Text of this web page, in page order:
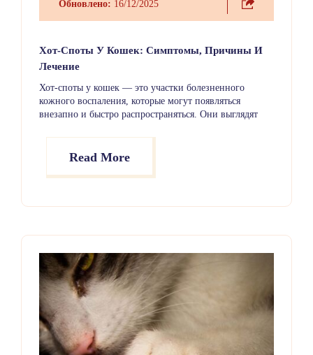
Обновлено: 16/12/2025
Хот-Споты У Кошек: Симптомы, Причины И
Лечение
Хот-споты у кошек — это участки болезненного
кожного воспаления, которые могут появляться
внезапно и быстро распространяться. Они выглядят
заставляют кошку чрезмерно вылизывать или
расчёсывать поражённое место. Несмотря на
поддаются лечению при раннем выявлении.
Read More